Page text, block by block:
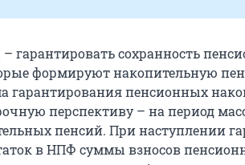
гарантировать сохранность
формируют накопительную
гарантирования пенсионных
перспективу – на период
пенсий. При наступлении
в НПФ суммы взносов